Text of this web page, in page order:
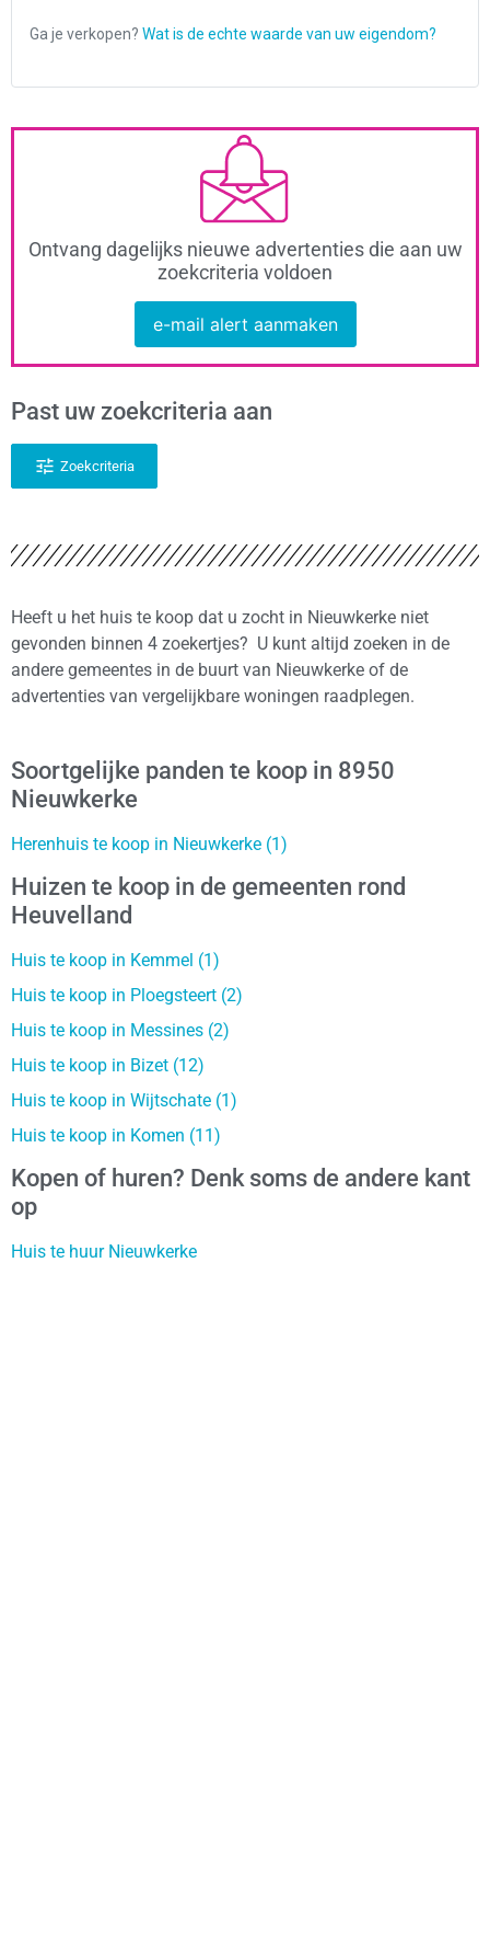
Ontvang dagelijks nieuwe advertenties die aan uw
zoekcriteria voldoen
e-mail alert aanmaken
Past uw zoekcriteria aan
Zoekcriteria
Heeft u het huis te koop dat u zocht in Nieuwkerke niet
gevonden binnen 4 zoekertjes? U kunt altijd zoeken in de
andere gemeentes in de buurt van Nieuwkerke of de
advertenties van vergelijkbare woningen raadplegen.
Soortgelijke panden te koop in 8950
Nieuwkerke
Herenhuis te koop in Nieuwkerke (1)
Huizen te koop in de gemeenten rond
Heuvelland
Huis te koop in Kemmel (1)
Huis te koop in Ploegsteert (2)
Huis te koop in Messines (2)
Huis te koop in Bizet (12)
Huis te koop in Wijtschate (1)
Huis te koop in Komen (11)
Kopen of huren? Denk soms de andere kant
op
Huis te huur Nieuwkerke